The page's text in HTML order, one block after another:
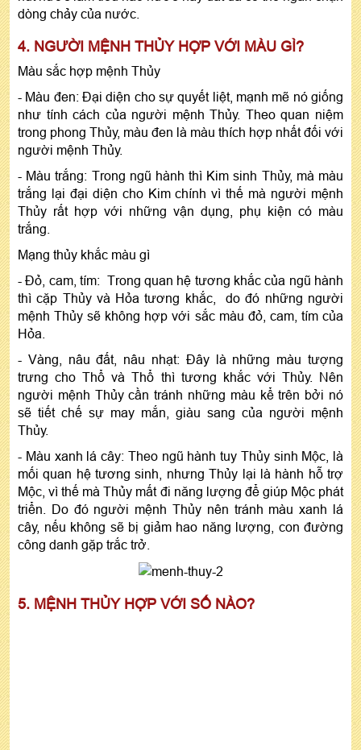
dòng chảy của nước.
4. NGƯỜI MỆNH THỦY HỢP VỚI MÀU GÌ?
Màu sắc hợp mệnh Thủy
- Màu đen: Đại diện cho sự quyết liệt, mạnh mẽ nó giống
như tính cách của người mệnh Thủy. Theo quan niệm
trong phong Thủy, màu đen là màu thích hợp nhất đối với
người mệnh Thủy.
- Màu trắng: Trong ngũ hành thì Kim sinh Thủy, mà màu
trắng lại đại diện cho Kim chính vì thế mà người mệnh
Thủy rất hợp với những vận dụng, phụ kiện có màu
trắng.
Mạng thủy khắc màu gì
- Đỏ, cam, tím: Trong quan hệ tương khắc của ngũ hành
thì cặp Thủy và Hỏa tương khắc, do đó những người
mệnh Thủy sẽ không hợp với sắc màu đỏ, cam, tím của
Hỏa.
- Vàng, nâu đất, nâu nhạt: Đây là những màu tượng
trưng cho Thổ và Thổ thì tương khắc với Thủy. Nên
người mệnh Thủy cần tránh những màu kể trên bởi nó
sẽ tiết chế sự may mắn, giàu sang của người mệnh
Thủy.
- Màu xanh lá cây: Theo ngũ hành tuy Thủy sinh Mộc, là
mối quan hệ tương sinh, nhưng Thủy lại là hành hỗ trợ
Mộc, vì thế mà Thủy mất đi năng lượng để giúp Mộc phát
triển. Do đó người mệnh Thủy nên tránh màu xanh lá
cây, nếu không sẽ bị giảm hao năng lượng, con đường
công danh gặp trắc trở.
5. MỆNH THỦY HỢP VỚI SỐ NÀO?